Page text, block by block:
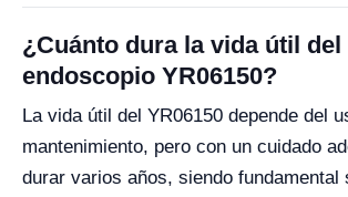
¿Cuánto dura la vida útil del
endoscopio YR06150?
La vida útil del YR06150 depende del
mantenimiento, pero con un cuidado
durar varios años, siendo fundamental